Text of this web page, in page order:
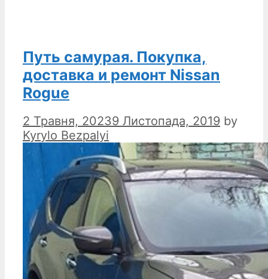
Путь самурая. Покупка,
доставка и ремонт Nissan
Rogue
2 Травня, 20239 Листопада, 2019 by
Kyrylo Bezpalyi